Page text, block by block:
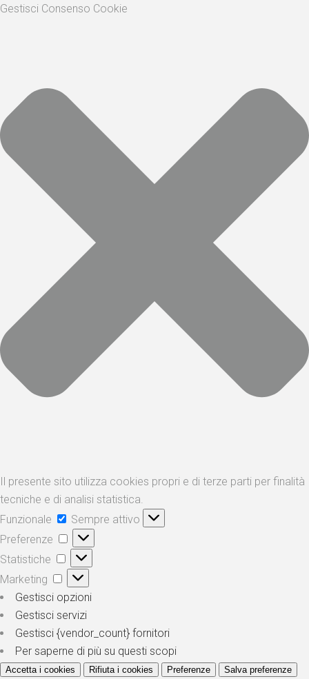
Gestisci Consenso Cookie
Il presente sito utilizza cookies propri e di terze parti per finalità
tecniche e di analisi statistica.
Funzionale
Funzionale
Sempre attivo
Preferenze
Preferenze
Statistiche
Statistiche
Marketing
Marketing
Gestisci opzioni
Gestisci servizi
Gestisci {vendor_count} fornitori
Per saperne di più su questi scopi
Accetta i cookies Rifiuta i cookies Preferenze Salva preferenze